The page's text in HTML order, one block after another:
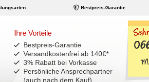
Bestpreis-Garantie
Ihre Vorteile
Bestpreis-Garantie
Versandkostenfrei ab 140€*
3% Rabatt bei Vorkasse
Persönliche Ansprechpartner
(auch nach dem Kauf)